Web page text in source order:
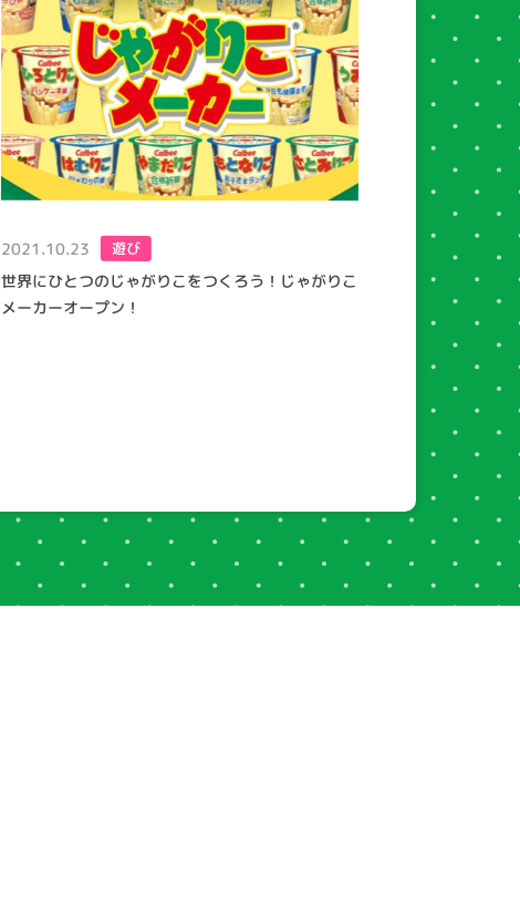
2021.10.23 遊び
世界にひとつのじゃがりこをつくろう！じゃがりこ
メーカーオープン！